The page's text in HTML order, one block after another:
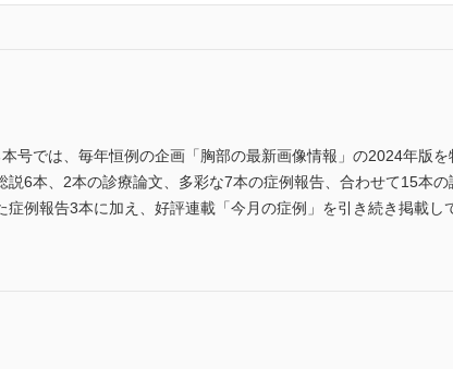
号では、毎年恒例の企画「胸部の最新画像情報」の2024年版
6本、2本の診療論文、多彩な7本の症例報告、合わせて15本
症例報告3本に加え、好評連載「今月の症例」を引き続き掲載